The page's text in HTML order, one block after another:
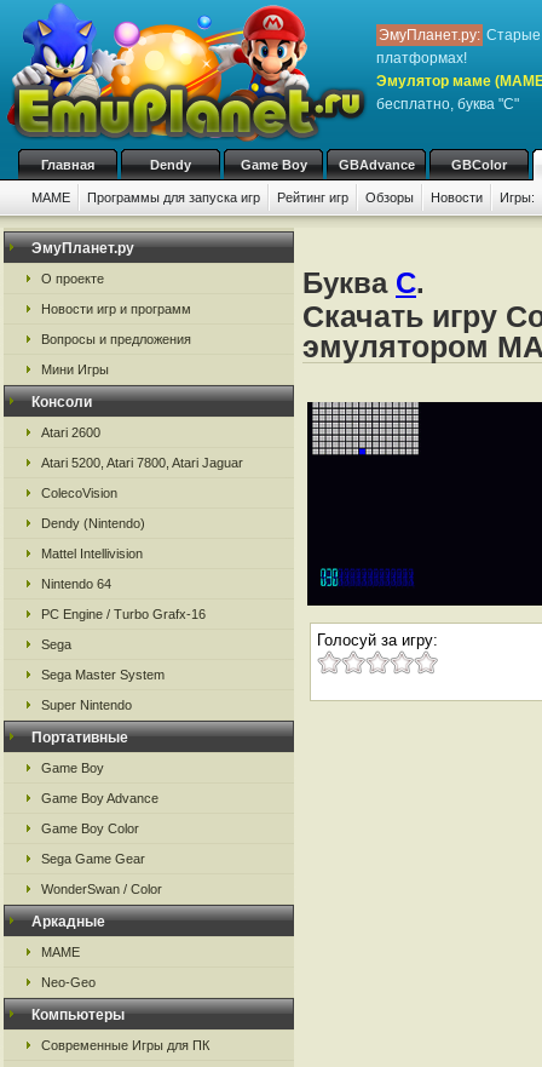
ЭмуПланет.ру: Старые
платформах!
Эмулятор маме
бесплатно, буква "C"
Главная Dendy Game Boy GBAdvance GBColor
MAME Программы для запуска игр Рейтинг игр Обзоры Новости Игры:
ЭмуПланет.ру
О проекте
Новости игр и программ
Вопросы и предложения
Мини Игры
Консоли
Atari 2600
Atari 5200, Atari 7800, Atari Jaguar
ColecoVision
Dendy (Nintendo)
Mattel Intellivision
Nintendo 64
PC Engine / Turbo Grafx-16
Sega
Sega Master System
Super Nintendo
Портативные
Game Boy
Game Boy Advance
Game Boy Color
Sega Game Gear
WonderSwan / Color
Аркадные
MAME
Neo-Geo
Компьютеры
Современные Игры для ПК
Буква C.
Скачать игру
эмулятором
Голосуй за игру: